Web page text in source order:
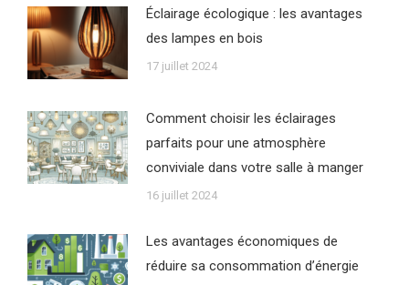
Éclairage écologique : les avantages
des lampes en bois
17 juillet 2024
Comment choisir les éclairages
parfaits pour une atmosphère
conviviale dans votre salle à manger
16 juillet 2024
Les avantages économiques de
réduire sa consommation d’énergie